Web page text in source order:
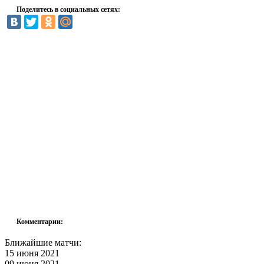
Поделитесь в социальных сетях:
Комментарии:
Ближайшие матчи:
15 июня 2021